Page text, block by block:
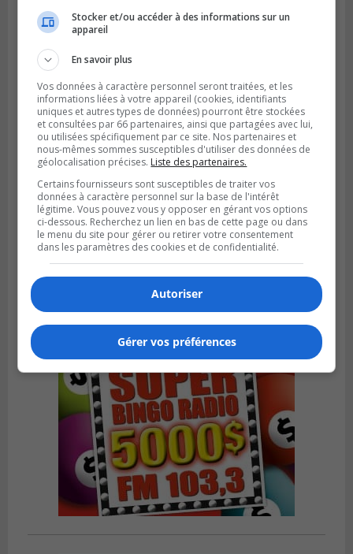
SAINT-HUBERT
Publié le 6 août 2026 à 09h39
Longueuil injecte 1,5 M$ pour moderniser
deux stations de pompage
Stocker et/ou accéder à des informations sur un
appareil
En savoir plus
Vos données à caractère personnel seront traitées, et les
informations liées à votre appareil (cookies, identifiants
uniques et autres types de données) pourront être stockées
et consultées par 66 partenaires, ainsi que partagées avec lui,
ou utilisées spécifiquement par ce site. Nos partenaires et
nous-mêmes sommes susceptibles d'utiliser des données de
géolocalisation précises. Liste des partenaires.
Certains fournisseurs sont susceptibles de traiter vos
données à caractère personnel sur la base de l'intérêt
légitime. Vous pouvez vous y opposer en gérant vos options
ci-dessous. Recherchez un lien en bas de cette page ou dans
le menu du site pour gérer ou retirer votre consentement
dans les paramètres des cookies et de confidentialité.
Autoriser
Gérer vos préférences